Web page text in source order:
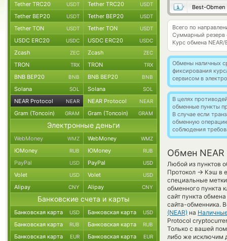
Best-Obmen
Всего по
Суммарный резерв
Курс обмена NEAR/
Обмены наличных
фиксирования
сервисом в
В целях
обменные пункты
В случае если
обменную
соблюдения
Обмен NEAR
Любой из пунктов
Протокол → Кэш в
специальные
обменного пункта
сайт пункта
сайта-обменника.
(NEAR) на
Protocol
Только с вашей
либо же исключим
Tether TRC20 USDT Tether TRC20 USDT
Tether BEP20 USDT Tether BEP20 USDT
Tether TON USDT Tether TON USDT
USDC ERC20 USDC USDC ERC20 USDC
Zcash ZEC Zcash ZEC
TRON TRX TRON TRX
BNB BEP20 BNB BNB BEP20 BNB
Solana SOL Solana SOL
NEAR Protocol NEAR NEAR Protocol NEAR
Gram (Toncoin) GRAM Gram (Toncoin) GRAM
Электронные деньги
WebMoney WMZ WebMoney WMZ
ЮMoney RUB ЮMoney RUB
PayPal USD PayPal USD
Volet USD Volet USD
Alipay CNY Alipay CNY
Банковские счета и карты
Банковская карта USD Банковская карта USD
Банковская карта RUB Банковская карта RUB
Банковская карта EUR Банковская карта EUR